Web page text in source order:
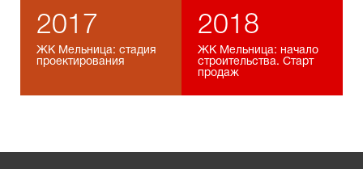
2017
ЖК Мельница: стадия
проектирования
2018
ЖК Мельница: начало
строительства. Старт
продаж